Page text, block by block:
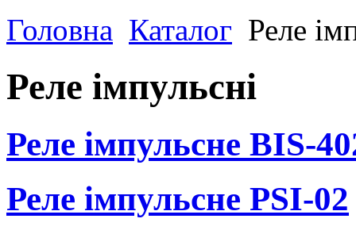
Головна Каталог Реле
Реле імпульсні
Реле імпульсне BIS-
Реле імпульсне PSI-02